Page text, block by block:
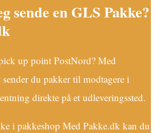
sende en GLS Pakke?
up point PostNord? Med
du pakker til modtagere i
direkte på et udleveringssted.
i pakkeshop Med Pakke.dk kan du